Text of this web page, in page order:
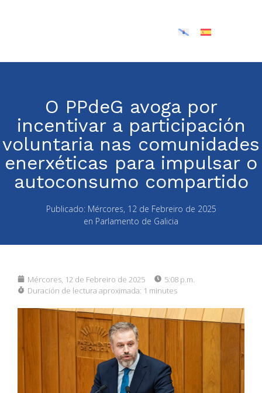
O PPdeG avoga por
incentivar a participación
voluntaria nas comunidades
enerxéticas para impulsar o
autoconsumo compartido
Publicado: Mércores, 12 de Febreiro de 2025
en Parlamento de Galicia
Mércores, 12 de Febreiro de 2025
5:08 p.m.
Duración de lectura aproximada: 1 minutes